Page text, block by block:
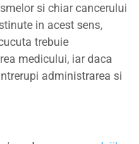
si chiar cancerului
in acest sens,
trebuie
medicului, iar daca
administrarea si